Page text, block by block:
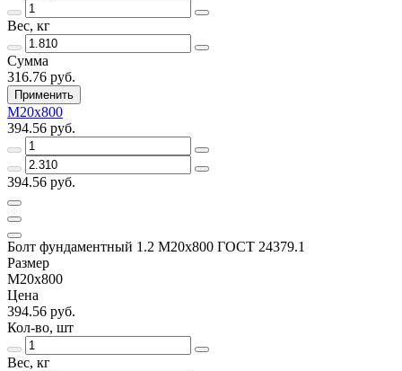
Вес, кг
Сумма
316.76 руб.
Применить
М20х800
394.56 руб.
394.56 руб.
Болт фундаментный 1.2 М20х800 ГОСТ 24379.1
Размер
М20х800
Цена
394.56 руб.
Кол-во, шт
Вес, кг